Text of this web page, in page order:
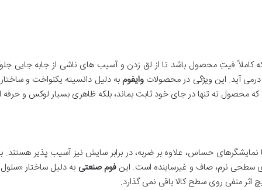
که کاملاً فیتِ محصول باشد تا از لق زدن و آسیب های ناشی از جابه جایی
وایفوم به دلیل دانسیته یکنواخت و
که محصول نه تنها در جای خود ثابت بماند، بلکه ظاهری بسیار لوکس و حرفه
حساس، علاوه بر ضربه، در برابر سایش نیز آسیب پذیر
سطحی نرم، صاف و غیرساینده است. اینفوم صنعتی به دلیل ساختار
منفی روی سطح کالا باقی نمی گذارد.